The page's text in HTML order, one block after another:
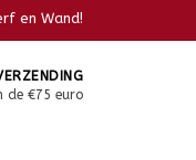
en Wand!
de €75 euro